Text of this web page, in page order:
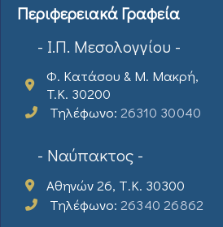
Περιφερειακά Γραφεία
- Ι.Π. Μεσολογγίου -
Φ. Κατάσου & Μ. Μακρή,
T.K. 30200
Τηλέφωνο: 26310 30040
- Ναύπακτος -
Αθηνών 26, Τ.Κ. 30300
Τηλέφωνο: 26340 26862